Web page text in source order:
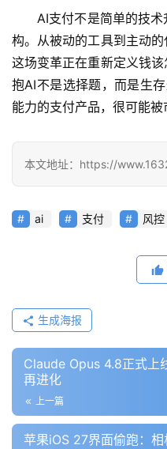
教
程
框
架
AI支付不是简单的技
构。从被动的工具到主动的
这场变革正在重新定义钱
抱AI不是选择题，而是生
能力的支付产品，很可能被
本文地址：https://
ai 支付 风控
生成海报
Claude Opus 4.8正式上
再进化
上一篇
苹果iOS 27界面偷跑：